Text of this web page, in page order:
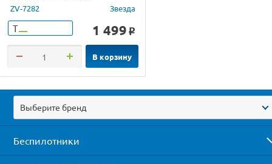
ZV-7282 Звезда
Т 1 499 o
В корзину
Выберите бренд
Беспилотники